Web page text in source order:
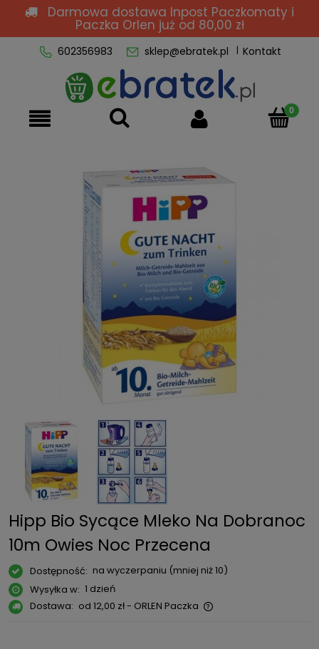
Darmowa dostawa Inpost Paczkomaty i
Paczka Orlen już od 80,00 zł
602356983 sklep@ebratek.pl Kontakt
Hipp Bio Sycące Mleko Na Dobranoc
10m Owies Noc Przecena
Dostępność: na wyczerpaniu (mniej niż 10)
Wysyłka w: 1 dzień
Dostawa: od 12,00 zł- ORLEN Paczka